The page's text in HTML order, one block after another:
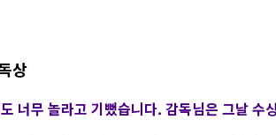
상
너무 놀라고 기뻤습니다. 감독님은 그날 수